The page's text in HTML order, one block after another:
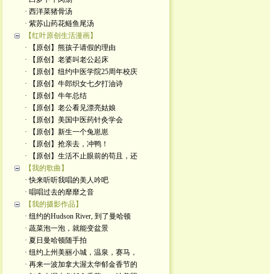
· 西洋菜猪骨汤
· 紫苏山药花鲢鱼尾汤
【红叶原创生活漫画】
· 【原创】熊孩子请假的理由
· 【原创】老婆叫老公起床
· 【原创】纽约中医学院25周年校庆
· 【原创】牛郎织女七夕打油诗
· 【原创】牛年总结
· 【原创】老公看见漂亮姑娘
· 【原创】美国中医药针灸学会
· 【原创】新生一个兔崽崽
· 【原创】抢亲去，冲鸭！
· 【原创】生活不止眼前的苟且，还
【我的歌曲】
· 快来听听我唱的美人吟吧
· 唱唱过去的靡靡之音
【我的摄影作品】
· 纽约的Hudson River, 到了曼哈顿
· 蔬菜泡一泡，就能变盆景
· 夏日曼哈顿随手拍
· 纽约上州美丽小城，温泉，赛马，
· 再来一波加拿大渥太华郁金香节的